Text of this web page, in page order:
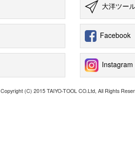
大洋ツー
Facebook
Instagram
Copyright (C) 2015 TAIYO-TOOL CO.Ltd, All Rights